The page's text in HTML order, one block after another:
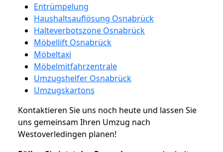
Entrümpelung
Haushaltsauflösung Osnabrück
Halteverbotszone Osnabrück
Möbellift Osnabrück
Möbeltaxi
Möbelmitfahrzentrale
Umzugshelfer Osnabrück
Umzugskartons
Kontaktieren Sie uns noch heute und lassen Sie
uns gemeinsam Ihren Umzug nach
Westoverledingen planen!